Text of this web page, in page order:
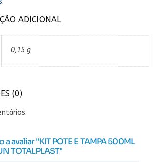
ADICIONAL
0,15 g
(0)
avaliar "KIT POTE E TAMPA 500ML
TOTALPLAST"